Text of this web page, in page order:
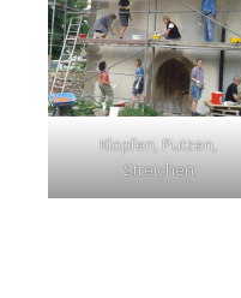
Klopfen, Putzen,
Streichen